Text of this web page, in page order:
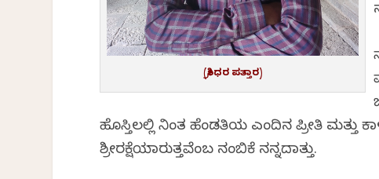
(ಶ್ರೀಧರ ಪತ್ತಾರ)
ಹೊಸ್ತಿಲಲ್ಲಿ ನಿಂತ ಹೆಂಡತಿಯ ಎಂದಿನ ಪ್ರೀತಿ
ಶ್ರೀರಕ್ಷೆಯಾಗಿರುತ್ತವೆಂಬ ನಂಬಿಕೆ ನನ್ನದಾಗಿತ್ತು.